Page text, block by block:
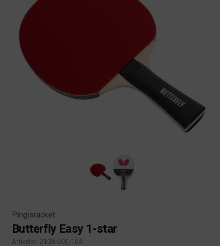
Pingisracket
Butterfly Easy 1-star
Artikelnr. 2108-500-104